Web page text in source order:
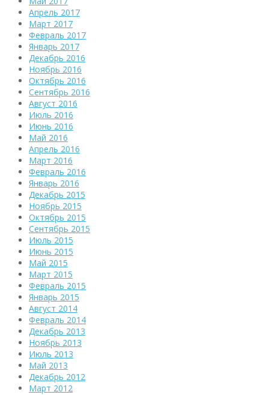
Апрель 2017
Март 2017
Февраль 2017
Январь 2017
Декабрь 2016
Ноябрь 2016
Октябрь 2016
Сентябрь 2016
Август 2016
Июль 2016
Июнь 2016
Май 2016
Апрель 2016
Март 2016
Февраль 2016
Январь 2016
Декабрь 2015
Ноябрь 2015
Октябрь 2015
Сентябрь 2015
Июль 2015
Июнь 2015
Май 2015
Март 2015
Февраль 2015
Январь 2015
Август 2014
Февраль 2014
Декабрь 2013
Ноябрь 2013
Июль 2013
Май 2013
Декабрь 2012
Март 2012